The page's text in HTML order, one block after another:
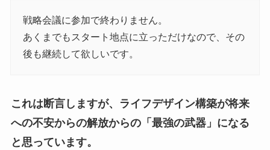
戦略会議に参加で終わりません。
あくまでもスタート地点に立っただけなので、その
後も継続して欲しいです。
これは断言しますが、ライフデザイン構築が将来
への不安からの解放からの「最強の武器」になる
と思っています。